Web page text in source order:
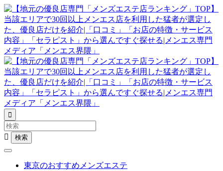


東京のおすすめメンズエステ